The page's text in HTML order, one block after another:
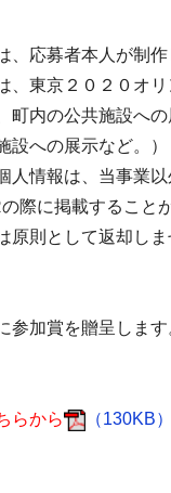
募者本人が制作し
京２０２０オリン
公共施設への展
展示など。）
報は、当事業以外
載することがあ
として返却しま
賞を贈呈します
らから （130KB）